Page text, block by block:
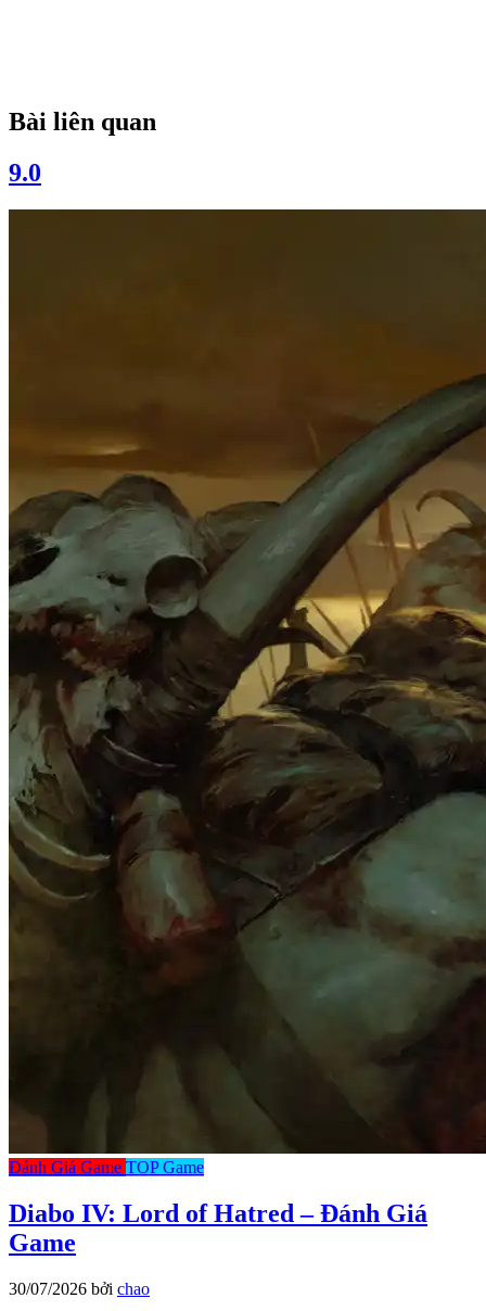
Bài liên quan
9.0
Đánh Giá Game TOP Game
Diabo IV: Lord of Hatred – Đánh Giá
Game
30/07/2026 bởi chao